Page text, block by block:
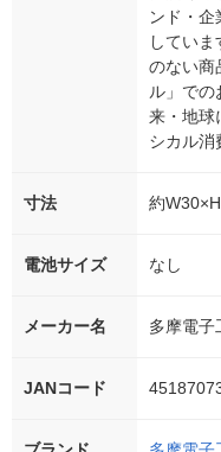
ンド・
してい
のない商
ル」で
来・地球
シカル消
寸法 約
電池サイズ なし
メーカー名 多摩電子
JANコード